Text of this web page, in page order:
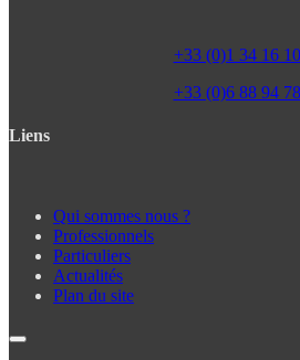
+33 (0)1 34 16
+33 (0)6 88 94
Liens
Qui sommes nous ?
Professionnels
Particuliers
Actualités
Plan du site